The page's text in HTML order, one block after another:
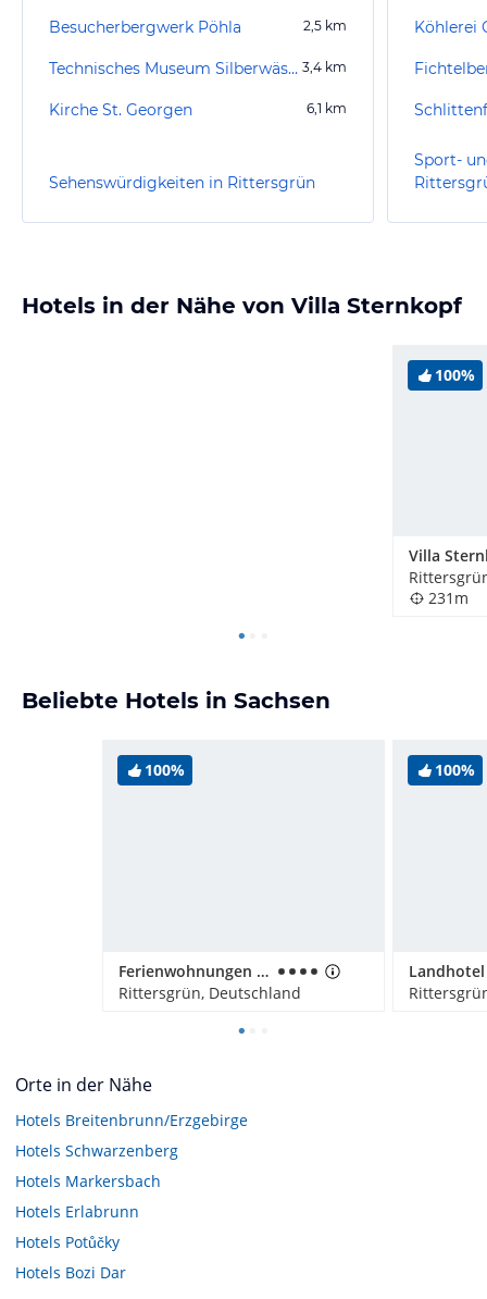
Besucherbergwerk Pöhla 2,5 km
Technisches Museum Silberwäsche Antonsthal 3,4 km
Kirche St. Georgen 6,1 km
Sehenswürdigkeiten in Rittersgrün
Köhlerei
Sport-
Hotels in der Nähe von Villa Sternkopf
100%
231m
Beliebte Hotels in Sachsen
100%
Ferienwohnungen Weißflog
Rittersgrün, Deutschland
100%
Orte in der Nähe
Hotels Breitenbrunn/Erzgebirge
Hotels Schwarzenberg
Hotels Markersbach
Hotels Erlabrunn
Hotels Potůčky
Hotels Bozi Dar